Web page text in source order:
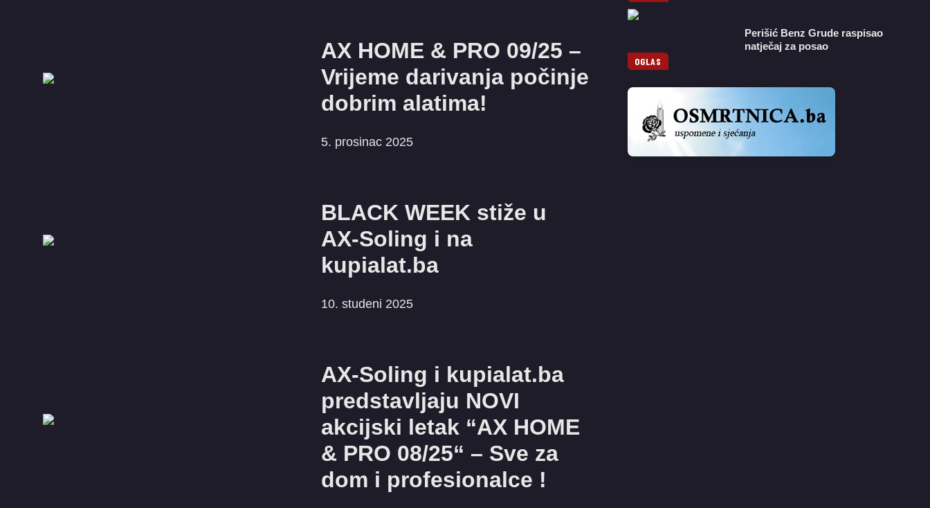
AX HOME & PRO 09/25 –
Vrijeme darivanja počinje
dobrim alatima!
5. prosinac 2025
BLACK WEEK stiže u
AX-Soling i na
kupialat.ba
10. studeni 2025
AX-Soling i kupialat.ba
predstavljaju NOVI
akcijski letak “AX HOME
& PRO 08/25“ – Sve za
dom i profesionalce !
OGLAS
Perišić Benz Grude raspisao
natječaj za posao